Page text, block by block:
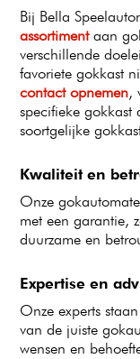
Bij Bella
assortimentaan
verschillende
favoriete gokkast
contact opnemen,
specifieke gokkast
soortgelijke
Kwaliteit en
Onze
met een garantie,
duurzame en
Expertise en
Onze experts
van de juiste
wensen en